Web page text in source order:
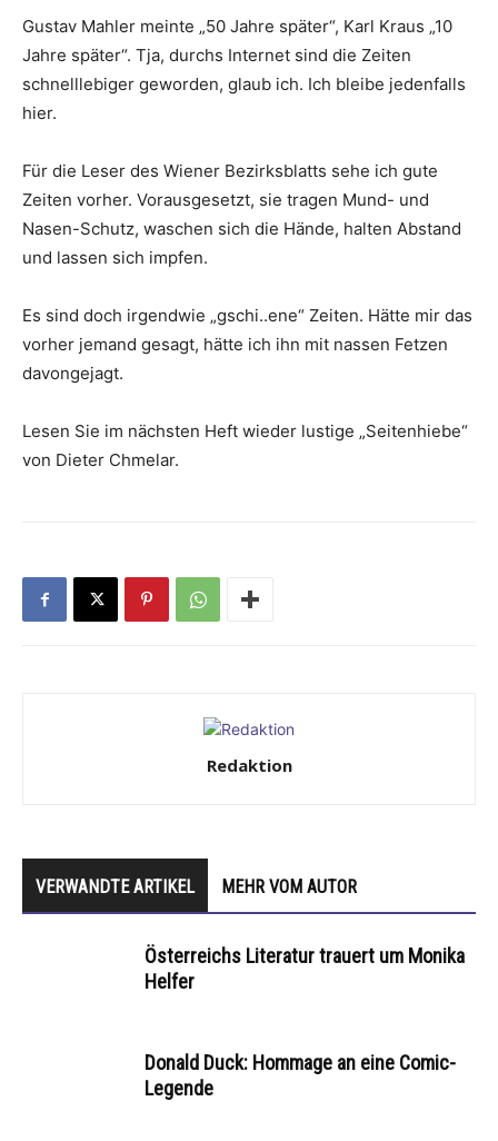
Gustav Mahler meinte „50 Jahre später“, Karl Kraus „10
Jahre später“. Tja, durchs Internet sind die Zeiten
schnelllebiger geworden, glaub ich. Ich bleibe jedenfalls
hier.
Für die Leser des Wiener Bezirksblatts sehe ich gute
Zeiten vorher. Vorausgesetzt, sie tragen Mund- und
Nasen-Schutz, waschen sich die Hände, halten Abstand
und lassen sich impfen.
Es sind doch irgendwie „­gschi..ene“ Zeiten. Hätte mir das
vorher jemand ­gesagt, hätte ich ihn mit nassen Fetzen
davongejagt.
Lesen Sie im nächsten Heft wieder ­lustige ­„Seitenhiebe“
von Dieter Chmelar.
Redaktion
VERWANDTE ARTIKEL MEHR VOM AUTOR
Österreichs Literatur trauert um Monika
Helfer
Donald Duck: Hommage an eine Comic-
Legende